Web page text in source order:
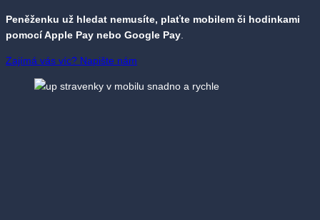
Peněženku už hledat nemusíte, plaťte mobilem či hodinkami
pomocí Apple Pay nebo Google Pay
Zajímá vás víc? Napište nám